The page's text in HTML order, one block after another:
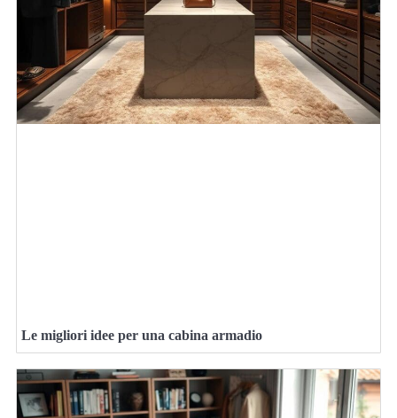
Le migliori idee per una cabina armadio